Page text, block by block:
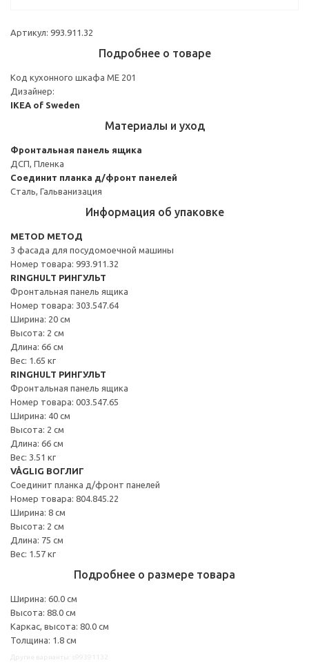
Артикул: 993.911.32
Подробнее о товаре
Код кухонного шкафа ME 201
Дизайнер:
IKEA of Sweden
Материалы и уход
Фронтальная панель ящика
ДСП, Пленка
Соединит планка д/фронт панелей
Сталь, Гальванизация
Информация об упаковке
METOD МЕТОД
3 фасада для посудомоечной машины
Номер товара: 993.911.32
RINGHULT РИНГУЛЬТ
Фронтальная панель ящика
Номер товара: 303.547.64
Ширина: 20 см
Высота: 2 см
Длина: 66 см
Вес: 1.65 кг
RINGHULT РИНГУЛЬТ
Фронтальная панель ящика
Номер товара: 003.547.65
Ширина: 40 см
Высота: 2 см
Длина: 66 см
Вес: 3.51 кг
VÅGLIG ВОГЛИГ
Соединит планка д/фронт панелей
Номер товара: 804.845.22
Ширина: 8 см
Высота: 2 см
Длина: 75 см
Вес: 1.57 кг
Подробнее о размере товара
Ширина: 60.0 см
Высота: 88.0 см
Каркас, высота: 80.0 см
Толщина: 1.8 см